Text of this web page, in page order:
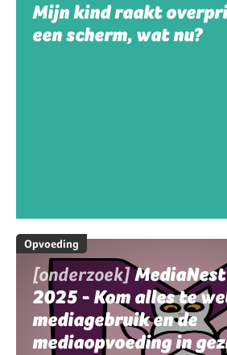
Mijn kind raakt
een scherm, wat nu?
Opvoeding
[onderzoek]
2025 - Kom alles te
mediagebruik en de
mediaopvoeding in